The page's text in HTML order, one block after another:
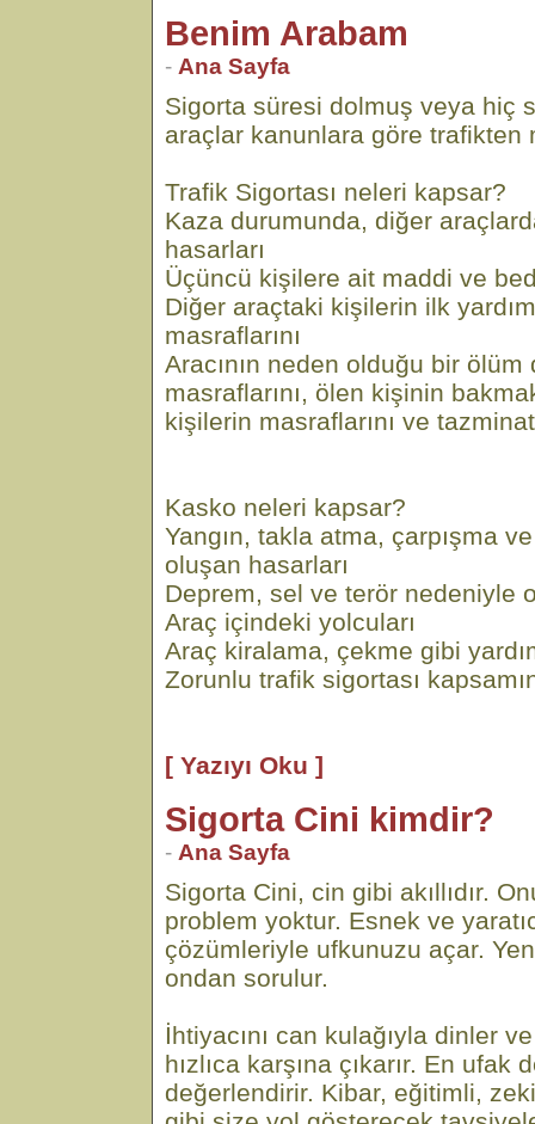
Benim Arabam
- Ana Sayfa
Sigorta süresi dolmuş veya hiç
araçlar kanunlara göre trafikten
Trafik Sigortası neleri kapsar?
Kaza durumunda, diğer
hasarları
Üçüncü kişilere ait maddi ve
Diğer araçtaki kişilerin ilk
masraflarını
Aracının neden olduğu bir
masraflarını, ölen kişinin
kişilerin masraflarını ve
Kasko neleri kapsar?
Yangın, takla atma, çarpışma
oluşan hasarları
Deprem, sel ve terör nedeniyle
Araç içindeki yolcuları
Araç kiralama, çekme gibi
Zorunlu trafik sigortası
[ Yazıyı Oku ]
Sigorta Cini kimdir?
- Ana Sayfa
Sigorta Cini, cin gibi akıllıdır.
problem yoktur. Esnek ve
çözümleriyle ufkunuzu açar.
ondan sorulur.
İhtiyacını can kulağıyla dinler
hızlıca karşına çıkarır. En ufak
değerlendirir. Kibar, eğitimli,